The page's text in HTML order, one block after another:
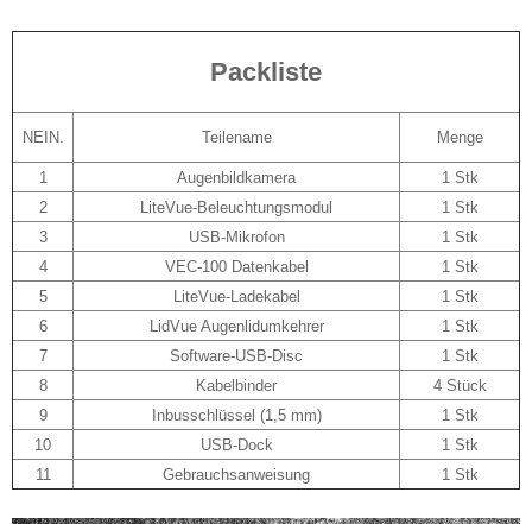
Packliste
NEIN. Teilename Menge
1 Augenbildkamera
1 Stk
2
LiteVue-Beleuchtungsmodul
1 Stk
3
USB-Mikrofon
1 Stk
4
VEC-100 Datenkabel
1 Stk
5
LiteVue-Ladekabel
1 Stk
6
LidVue Augenlidumkehrer
1 Stk
7
Software-USB-Disc
1 Stk
8
Kabelbinder
4 Stück
9
Inbusschlüssel (1,5 mm)
1 Stk
10
USB-Dock
1 Stk
11
Gebrauchsanweisung 1 Stk